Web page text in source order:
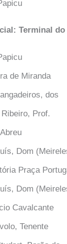
Terminal
de Miranda
dos
Prof.
Dom
Praça
Dom
Cavalcante
Tenente